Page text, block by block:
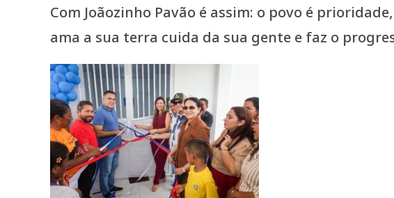
Com Joãozinho Pavão é assim: o povo é
ama a sua terra cuida da sua gente e faz o